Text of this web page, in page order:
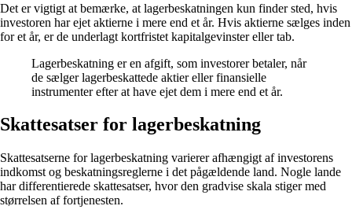
Det er vigtigt at bemærke, at lagerbeskatningen kun finder sted, hvis
investoren har ejet aktierne i mere end et år. Hvis aktierne sælges inden
for et år, er de underlagt kortfristet kapitalgevinster eller tab.
Lagerbeskatning er en afgift, som investorer betaler, når
de sælger lagerbeskattede aktier eller finansielle
instrumenter efter at have ejet dem i mere end et år.
Skattesatser for lagerbeskatning
Skattesatserne for lagerbeskatning varierer afhængigt af investorens
indkomst og beskatningsreglerne i det pågældende land. Nogle lande
har differentierede skattesatser, hvor den gradvise skala stiger med
størrelsen af fortjenesten.